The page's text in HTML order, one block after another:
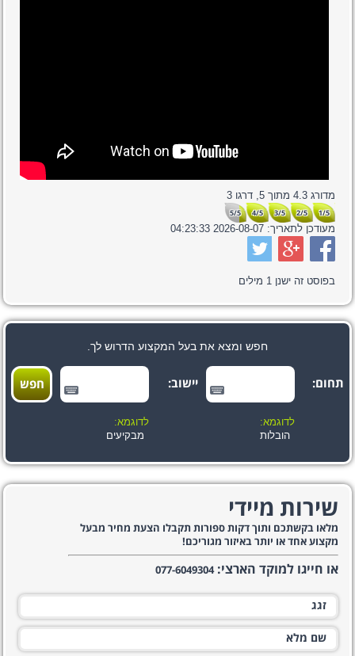
מדורג4.3 מתוך5, דרגו3
1/5
2/5
3/5
4/5
5/5
מעודכן לתאריך:2026-08-07 04:23:33
בפוסט זה ישנן1 מילים
חפש ומצא את בעל המקצוע הדרוש לך.
תחום:
לדוגמא:
הובלות
יישוב:
לדוגמא:
מבקיעים
שירות מיידי
מלאו בקשתכם ותוך דקות ספורות תקבלו הצעת מחיר מבעל
מקצוע אחד או יותר באיזור מגוריכם!
או חייגו למוקד הארצי: 077-6049304